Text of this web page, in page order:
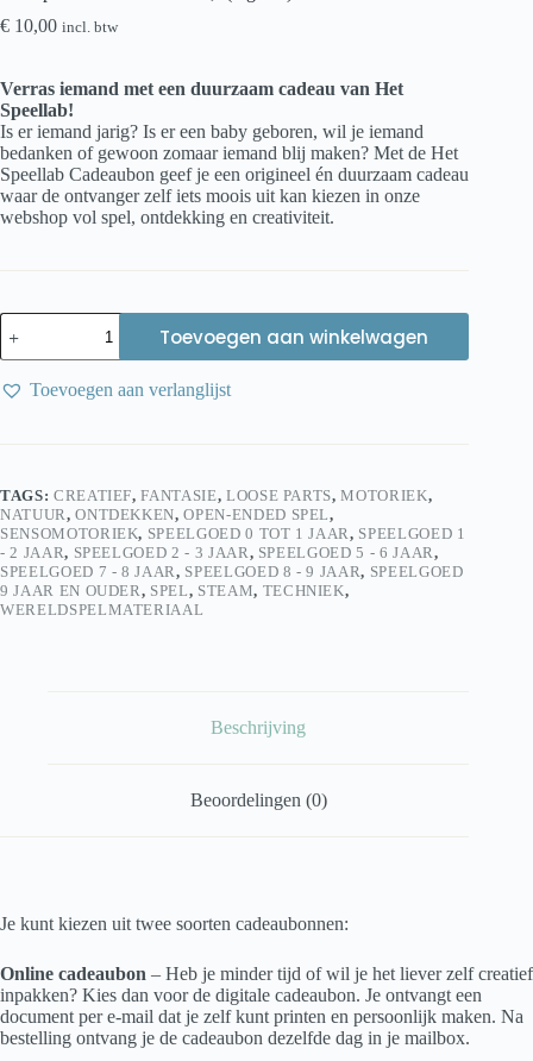
€ 10,00 incl. btw
Verras iemand met een duurzaam cadeau van Het
Speellab!
Is er iemand jarig? Is er een baby geboren, wil je iemand
bedanken of gewoon zomaar iemand blij maken? Met de Het
Speellab Cadeaubon geef je een origineel én duurzaam cadeau
waar de ontvanger zelf iets moois uit kan kiezen in onze
webshop vol spel, ontdekking en creativiteit.
Het
Speellab
Cadeaubon
10,-
(digitaal)
Toevoegen aan winkelwagen
Toevoegen aan verlanglijst
TAGS: CREATIEF,FANTASIE, LOOSE PARTS,MOTORIEK,
NATUUR,ONTDEKKEN,OPEN-ENDED SPEL,
SENSOMOTORIEK, SPEELGOED 0 TOT 1 JAAR, SPEELGOED 1
- 2 JAAR, SPEELGOED 2 - 3 JAAR, SPEELGOED 5 - 6 JAAR,
SPEELGOED 7 - 8 JAAR, SPEELGOED 8 - 9 JAAR, SPEELGOED
9 JAAR EN OUDER, SPEL, STEAM, TECHNIEK,
WERELDSPELMATERIAAL
Beschrijving
Beoordelingen (0)
Je kunt kiezen uit twee soorten cadeaubonnen:
Online cadeaubon – Heb je minder tijd of wil je het liever zelf creatief
inpakken? Kies dan voor de digitale cadeaubon. Je ontvangt een
document per e-mail dat je zelf kunt printen en persoonlijk maken. Na
bestelling ontvang je de cadeaubon dezelfde dag in je mailbox.